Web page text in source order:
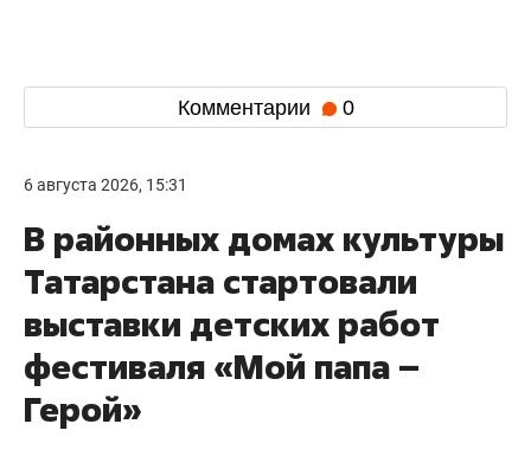
Комментарии 0
6 августа 2026, 15:31
В районных домах культуры
Татарстана стартовали
выставки детских работ
фестиваля «Мой папа –
Герой»